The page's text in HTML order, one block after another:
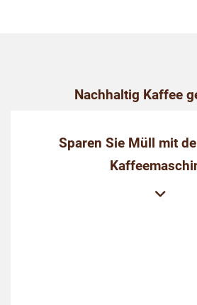
Nachhaltig Kaffee
Sparen Sie Müll mit